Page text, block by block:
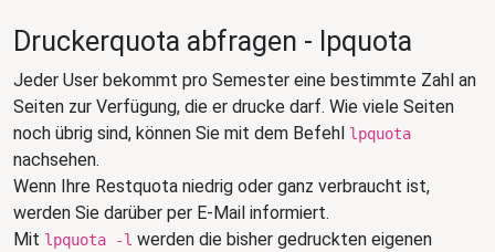
Druckerquota abfragen - lpquota
Jeder User bekommt pro Semester eine bestimmte Zahl an
Seiten zur Verfügung, die er drucke darf. Wie viele Seiten
noch übrig sind, können Sie mit dem Befehl lpquota
nachsehen.
Wenn Ihre Restquota niedrig oder ganz verbraucht ist,
werden Sie darüber per E-Mail informiert.
Mit lpquota -l werden die bisher gedruckten eigenen